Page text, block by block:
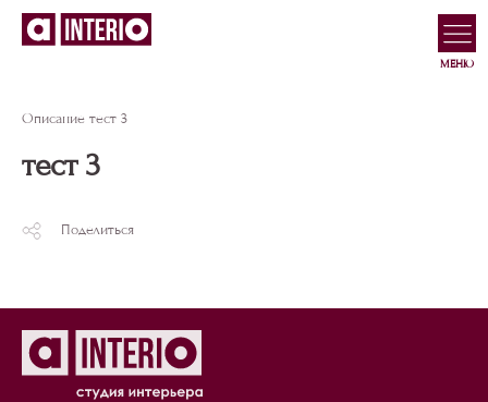
МЕНЮ
Описание тест 3
тест 3
Поделиться